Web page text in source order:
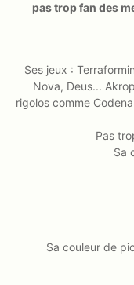
pas trop fan des
Ses jeux :
Nova, Deus...
rigolos comme
Pas
Sa
Sa couleur de